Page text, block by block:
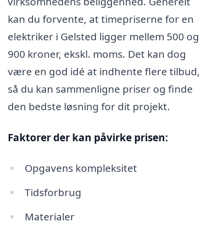
kan du forvente, at timepriserne for en
elektriker i Gelsted ligger mellem 500 og
900 kroner, ekskl. moms. Det kan dog
være en god idé at indhente flere tilbud,
så du kan sammenligne priser og finde
den bedste løsning for dit projekt.
Faktorer der kan påvirke prisen:
Opgavens kompleksitet
Tidsforbrug
Materialer